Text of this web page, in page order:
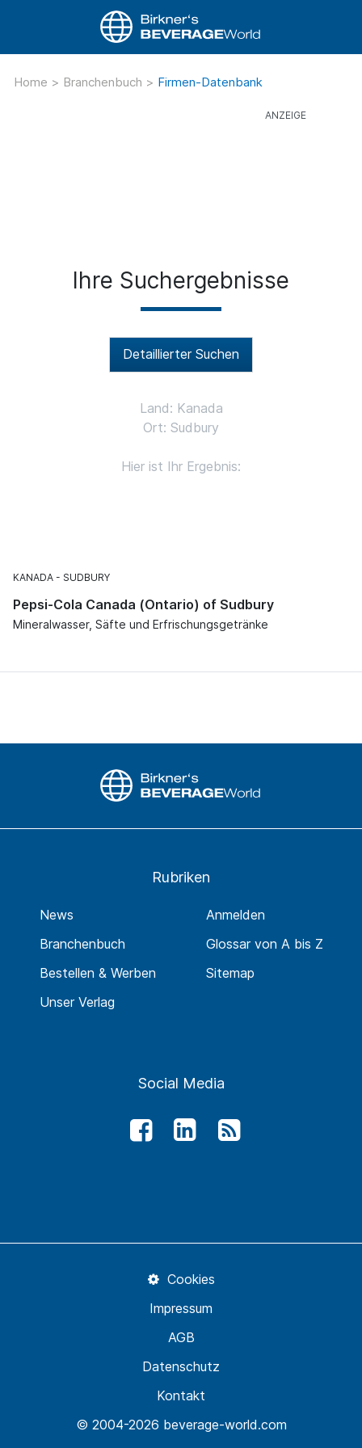
Home > Branchenbuch > Firmen-Datenbank
Ihre Suchergebnisse
Detaillierter Suchen
Land: Kanada
Ort: Sudbury
Hier ist Ihr Ergebnis:
KANADA SUDBURY
Pepsi-Cola Canada (Ontario) of Sudbury
Mineralwasser, Säfte und Erfrischungsgetränke
Rubriken
News
Branchenbuch
Bestellen & Werben
Unser Verlag
Anmelden
Glossar von A bis Z
Sitemap
Social Media
© 2004-2026 beverage-world.com
Kontakt
Datenschutz
AGB
Impressum
Cookies